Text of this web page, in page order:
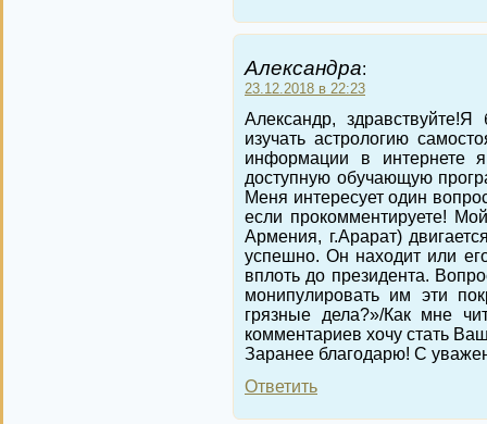
Александра:
23.12.2018 в 22:23
Александр,
изучать астрологию
информации в интернете
доступную обучающую
Меня интересует один
если прокомментируете!
Армения, г.Арарат)
успешно. Он находит или
вплоть до президента.
монипулировать им эти
грязные дела?»/Как мне
комментариев хочу стать
Заранее благодарю! С
Ответить